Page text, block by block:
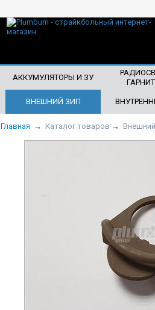
АККУМУЛЯТОРЫ И ЗУ
ВНЕШНИЙ ЗИП
Главная → Каталог товаров →
ЧТО БУДЕМ ИСКАТЬ?